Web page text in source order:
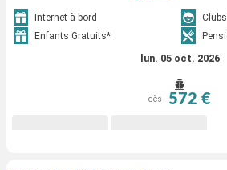
Internet à bord
Enfants Gratuits*
lun. 05 oct. 2026
dès 572 €